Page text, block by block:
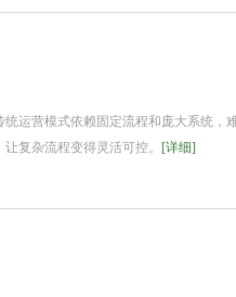
运营模式依赖固定流程和庞大系统，
复杂流程变得灵活可控。 [详细]